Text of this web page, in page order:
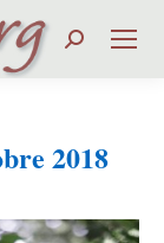
Search:
2018